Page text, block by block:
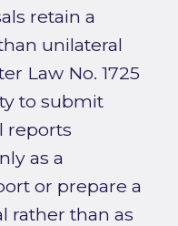
retain a
unilateral
Law No. 1725
to submit
reports
as a
or prepare a
rather than as